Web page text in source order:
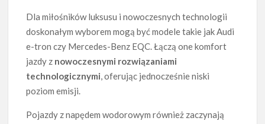
Dla miłośników luksusu i nowoczesnych technologii
doskonałym wyborem mogą być modele takie jak Audi
e-tron czy Mercedes-Benz EQC. Łączą one komfort
jazdy z nowoczesnymi rozwiązaniami
technologicznymi, oferując jednocześnie niski
poziom emisji.
Pojazdy z napędem wodorowym również zaczynają